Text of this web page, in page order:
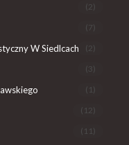
(2)
(7)
W Siedlcach (2)
(3)
(1)
(12)
(11)